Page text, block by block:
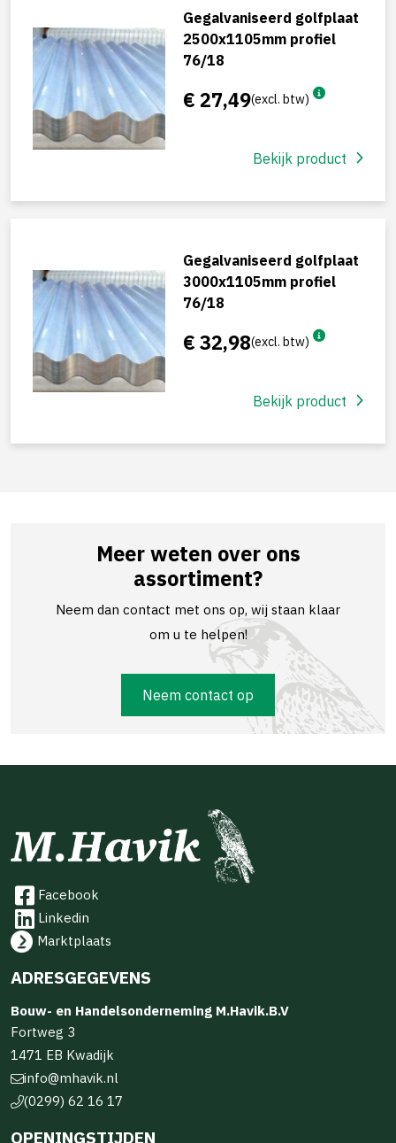
Gegalvaniseerd golfplaat
2500x1105mm profiel
76/18
€ 27,49(excl. btw)
Bekijk product
Gegalvaniseerd golfplaat
3000x1105mm profiel
76/18
€ 32,98(excl. btw)
Bekijk product
Meer weten over ons
assortiment?
Neem dan contact met ons op, wij staan klaar
om u te helpen!
Neem contact op
Facebook
Linkedin
Marktplaats
ADRESGEGEVENS
Bouw- en Handelsonderneming M.Havik.B.V
Fortweg 3
1471 EB Kwadijk
info@mhavik.nl
(0299) 62 16 17
OPENINGSTIJDEN